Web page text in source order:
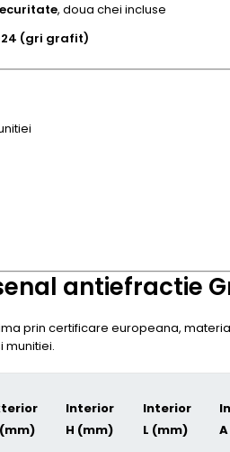
, doua chei incluse
(gri grafit)
antiefractie
prin certificare europeana,
munitiei.
Interior
H (mm)
Interior
L (mm)